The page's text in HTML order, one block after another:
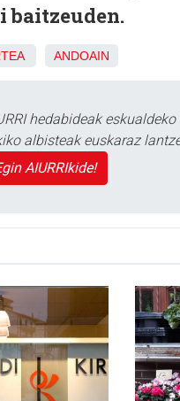
baitzeuden.
ANDOAIN
hedabideak
albisteak euskaraz
AIURRIkide!